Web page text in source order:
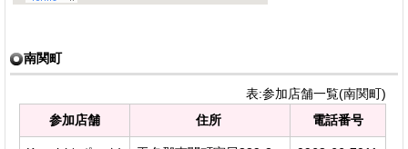
南関町
表:参加店舗一覧(南関町)
参加店舗
住所 電話番号